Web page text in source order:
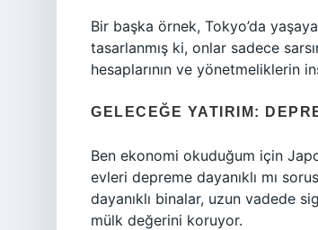
Bir başka örnek, Tokyo’da
tasarlanmış ki, onlar sadece
hesaplarının ve yönetmeliklerin
GELECEĞE YATIRIM:
Ben ekonomi okuduğum için
evleri depreme dayanıklı mı
dayanıklı binalar, uzun vadede
mülk değerini koruyor.